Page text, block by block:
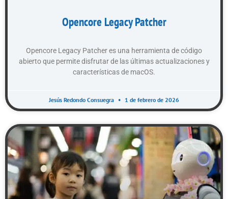
Opencore Legacy Patcher
Opencore Legacy Patcher es una herramienta de código
abierto que permite disfrutar de las últimas actualizaciones y
características de macOS.
Jesús Redondo Consuegra 1 de febrero de 2026